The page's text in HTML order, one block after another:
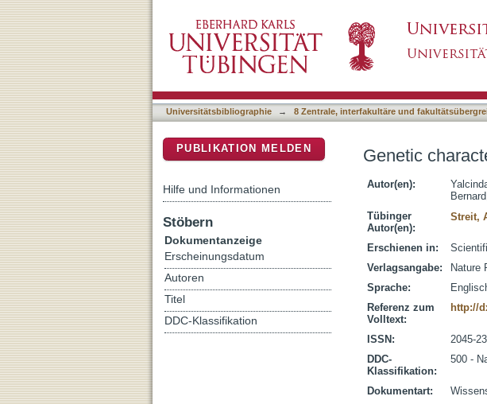
Universitätsbibliographie → 8 Zentrale, interfakultäre und
Genetic
Autor(en):
Tübinger
Autor(en):
Streit,
Erschienen in:
Verlagsangabe:
Nature
Sprache:
Referenz zum
Volltext:
http://
ISSN:
2045-
DDC-
Klassifikation:
500 -
Dokumentart:
PUBLIKATION MELDEN
Hilfe und Informationen
Stöbern
Dokumentanzeige
Erscheinungsdatum
Autoren
Titel
DDC-Klassifikation